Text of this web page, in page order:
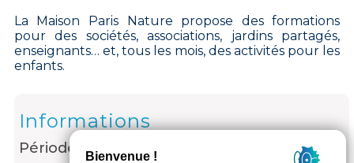
La Maison Paris Nature propose des formations
pour des sociétés, associations, jardins partagés,
enseignants… et, tous les mois, des activités pour les
enfants.
Informations
Période d'ouverture